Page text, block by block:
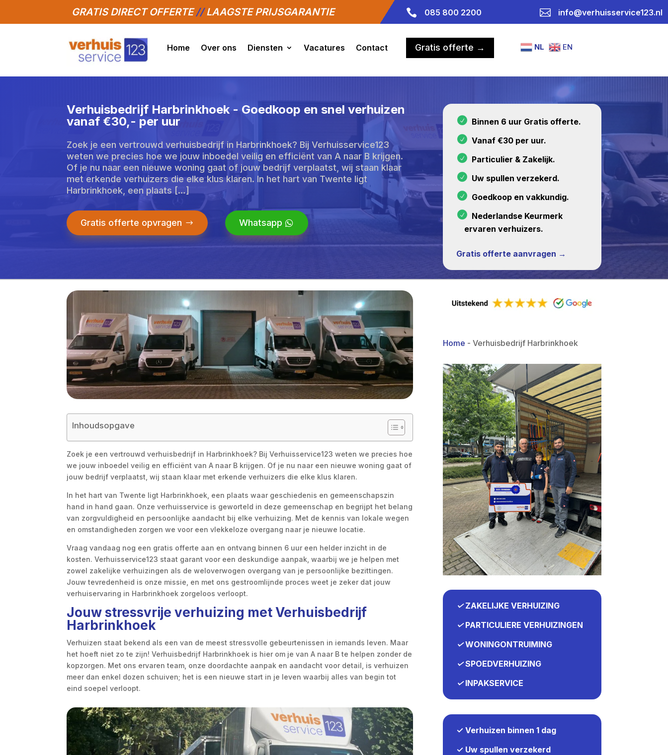
GRATIS DIRECT OFFERTE//LAAGSTE PRIJSGARANTIE  085 800 2200  info@verhuisservice123.nl
Home Over ons Diensten Vacatures Contact Gratis offerte → NL EN
Verhuisbedrijf Harbrinkhoek - Goedkoop en snel verhuizen
vanaf €30,- per uur
Zoek je een vertrouwd verhuisbedrijf in Harbrinkhoek? Bij Verhuisservice123
weten we precies hoe we jouw inboedel veilig en efficiënt van A naar B krijgen.
Of je nu naar een nieuwe woning gaat of jouw bedrijf verplaatst, wij staan klaar
met erkende verhuizers die elke klus klaren. In het hart van Twente ligt
Harbrinkhoek, een plaats […]
Gratis offerte opvragen Whatsapp
Binnen 6 uur Gratis offerte.
Vanaf €30 per uur.
Particulier & Zakelijk.
Uw spullen verzekerd.
Goedkoop en vakkundig.
Nederlandse Keurmerk
ervaren verhuizers.
Gratis offerte aanvragen →
Inhoudsopgave
Zoek je een vertrouwd verhuisbedrijf in Harbrinkhoek? Bij Verhuisservice123 weten we precies hoe
we jouw inboedel veilig en efficiënt van A naar B krijgen. Of je nu naar een nieuwe woning gaat of
jouw bedrijf verplaatst, wij staan klaar met erkende verhuizers die elke klus klaren.
In het hart van Twente ligt Harbrinkhoek, een plaats waar geschiedenis en gemeenschapszin
hand in hand gaan. Onze verhuisservice is geworteld in deze gemeenschap en begrijpt het belang
van zorgvuldigheid en persoonlijke aandacht bij elke verhuizing. Met de kennis van lokale wegen
en omstandigheden zorgen we voor een vlekkeloze overgang naar je nieuwe locatie.
Vraag vandaag nog een gratis offerte aan en ontvang binnen 6 uur een helder inzicht in de
kosten. Verhuisservice123 staat garant voor een deskundige aanpak, waarbij we je helpen met
zowel zakelijke verhuizingen als de weloverwogen overgang van je persoonlijke bezittingen.
Jouw tevredenheid is onze missie, en met ons gestroomlijnde proces weet je zeker dat jouw
verhuiservaring in Harbrinkhoek zorgeloos verloopt.
Jouw stressvrije verhuizing met Verhuisbedrijf
Harbrinkhoek
Verhuizen staat bekend als een van de meest stressvolle gebeurtenissen in iemands leven. Maar
het hoeft niet zo te zijn! Verhuisbedrijf Harbrinkhoek is hier om je van A naar B te helpen zonder de
kopzorgen. Met ons ervaren team, onze doordachte aanpak en aandacht voor detail, is verhuizen
meer dan enkel dozen schuiven; het is een nieuwe start in je leven waarbij alles van begin tot
eind soepel verloopt.
Home - Verhuisbedrijf Harbrinkhoek
✓ZAKELIJKE VERHUIZING
✓PARTICULIERE VERHUIZINGEN
✓WONINGONTRUIMING
✓SPOEDVERHUIZING
✓INPAKSERVICE
✓ Verhuizen binnen 1 dag
✓ Uw spullen verzekerd